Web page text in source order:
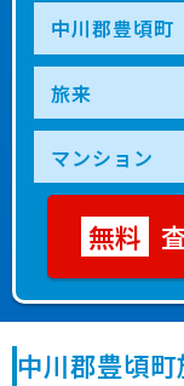
中川郡豊頃